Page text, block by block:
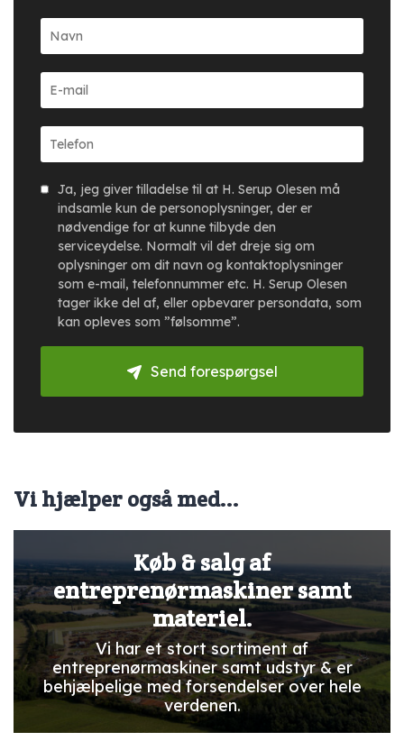
Ja, jeg giver tilladelse til at H. Serup Olesen må
indsamle kun de personoplysninger, der er
nødvendige for at kunne tilbyde den
serviceydelse. Normalt vil det dreje sig om
oplysninger om dit navn og kontaktoplysninger
som e-mail, telefonnummer etc. H. Serup Olesen
tager ikke del af, eller opbevarer persondata, som
kan opleves som ”følsomme”.
Send forespørgsel
Vi hjælper også med...
Køb & salg af
entreprenørmaskiner samt
materiel.
Vi har et stort sortiment af
entreprenørmaskiner samt udstyr & er
behjælpelige med forsendelser over hele
verdenen.